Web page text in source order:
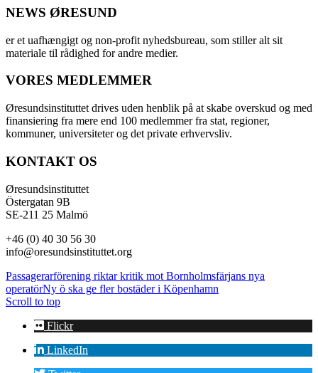
NEWS ØRESUND
er et uafhængigt og non-profit nyhedsbureau, som stiller alt sit
materiale til rådighed for andre medier.
VORES MEDLEMMER
Øresundsinstituttet drives uden henblik på at skabe overskud og med
finansiering fra mere end 100 medlemmer fra stat, regioner,
kommuner, universiteter og det private erhvervsliv.
KONTAKT OS
Øresundsinstituttet
Östergatan 9B
SE-211 25 Malmö
+46 (0) 40 30 56 30
info@oresundsinstituttet.org
Passagerarförening riktar kritik mot Bornholmsfärjans nya
operatörNy ö ska ge fler bostäder i Köpenhamn
Scroll to top
Flickr
LinkedIn